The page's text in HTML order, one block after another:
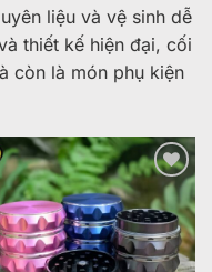
liệu và vệ sinh dễ
thiết kế hiện đại, cối
còn là món phụ kiện
Add to
wishlist